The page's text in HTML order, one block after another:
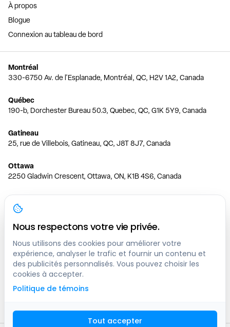
À propos
Blogue
Connexion au tableau de bord
Montréal
330-6750 Av. de l'Esplanade, Montréal, QC, H2V 1A2, Canada
Québec
190-b, Dorchester Bureau 50.3, Quebec, QC, G1K 5Y9, Canada
Gatineau
25, rue de Villebois, Gatineau, QC, J8T 8J7, Canada
Ottawa
2250 Gladwin Crescent, Ottawa, ON, K1B 4S6, Canada
Toronto
150 Ferrand Dr, 6th Floor, Toronto, ON, M3C 3E5, Canada
Vancouver
1200 W 73rd Ave #1415, Vancouver, BC, V6P 6G5, Canada
Calgary
444 5 Ave SW #400 Calgary, AB, T2P 2T8, Canada
Nous respectons votre vie privée.
Nous utilisons des cookies pour améliorer votre
expérience, analyser le trafic et fournir un contenu et
des publicités personnalisés. Vous pouvez choisir les
cookies à accepter.
Politique de témoins
Tout accepter